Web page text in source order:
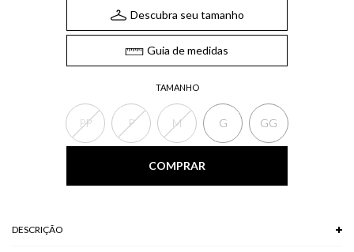
TAMANHO
PP P M G GG
Descubra seu tamanho
Guia de medidas
COMPRAR
DESCRIÇÃO